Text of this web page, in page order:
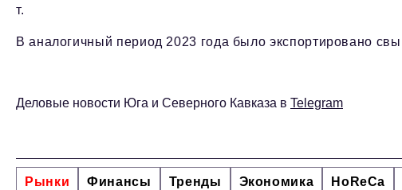
т.
В аналогичный период 2023 года было экспортировано
Деловые новости Юга и Северного Кавказа в Telegram
Рынки Финансы Тренды Экономика HoReCa